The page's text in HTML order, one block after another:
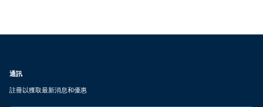
通訊
註冊以獲取最新消息和優惠